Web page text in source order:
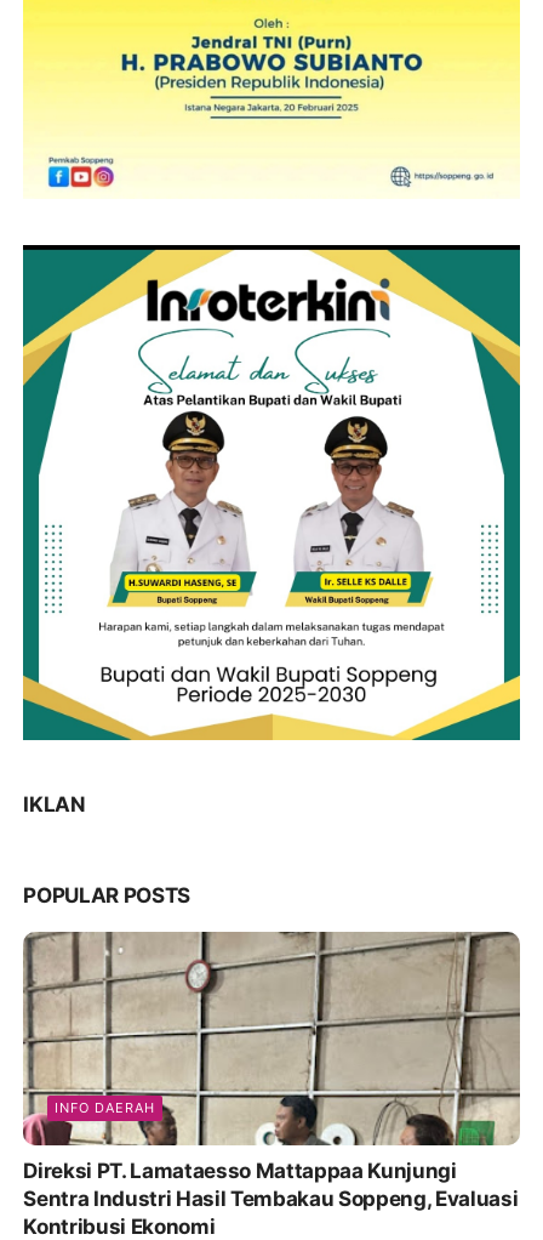
IKLAN
POPULAR POSTS
INFO DAERAH
Direksi PT. Lamataesso Mattappaa Kunjungi
Sentra Industri Hasil Tembakau Soppeng, Evaluasi
Kontribusi Ekonomi